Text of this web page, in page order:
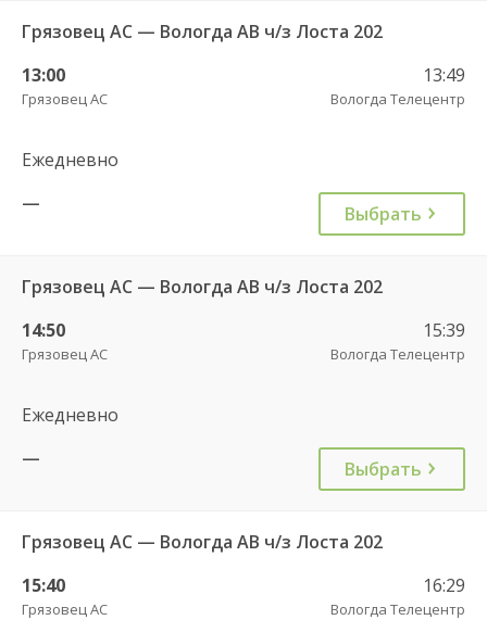
Грязовец АС — Вологда АВ ч/з Лоста 202
13:00
Грязовец АС
13:49
Вологда Телецентр
Ежедневно
—
Выбрать
Грязовец АС — Вологда АВ ч/з Лоста 202
14:50
Грязовец АС
15:39
Вологда Телецентр
Ежедневно
—
Выбрать
Грязовец АС — Вологда АВ ч/з Лоста 202
15:40
Грязовец АС
16:29
Вологда Телецентр